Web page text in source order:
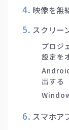
映像を無
スクリー
プロジ
設定を
出する
スマホ